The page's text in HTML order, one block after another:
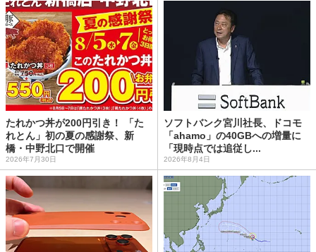
たれかつ丼が200円引き！ 「た
れとん」初の夏の感謝祭、新
橋・中野北口で開催
2026年7月30日
ソフトバンク宮川社長、ドコモ
「ahamo」の40GBへの増量に
「現時点では追従し...
2026年8月4日